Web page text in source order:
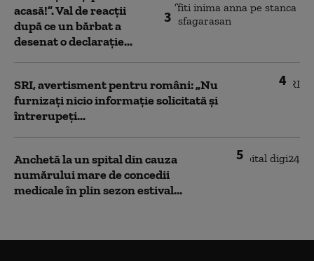
3
acasă!”. Val de reacții
după ce un bărbat a
desenat o declarație...
4
SRI, avertisment pentru români: „Nu
furnizați nicio informație solicitată și
întrerupeți...
5
Anchetă la un spital din cauza
numărului mare de concedii
medicale în plin sezon estival...